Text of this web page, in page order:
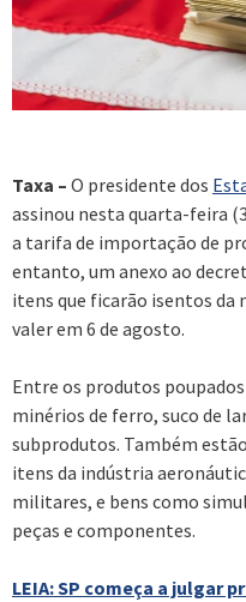
Taxa – O presidente dos
assinou nesta quarta-feira
a tarifa de importação de
entanto, um anexo ao
itens que ficarão isentos da
valer em 6 de agosto.
Entre os produtos
minérios de ferro, suco de
subprodutos. Também
itens da indústria
militares, e bens como
peças e componentes.
LEIA: SP começa a julgar